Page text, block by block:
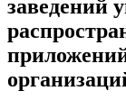
заведений